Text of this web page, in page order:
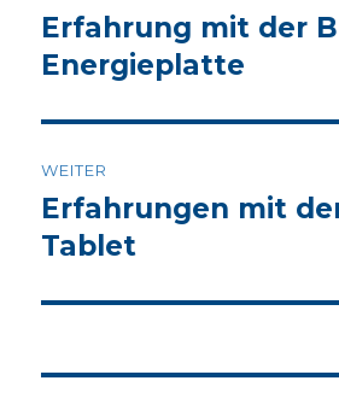
Navigation
Vorheriger
Beitrag:
Erfahrung mit der
Energieplatte
WEITER
Nächster
Beitrag:
Erfahrungen mit
Tablet